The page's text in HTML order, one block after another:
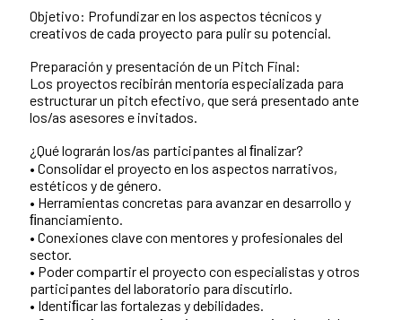
Objetivo: Profundizar en los aspectos técnicos y
creativos de cada proyecto para pulir su potencial.
Preparación y presentación de un Pitch Final:
Los proyectos recibirán mentoría especializada para
estructurar un pitch efectivo, que será presentado ante
los/as asesores e invitados.
¿Qué lograrán los/as participantes al ﬁnalizar?
• Consolidar el proyecto en los aspectos narrativos,
estéticos y de género.
• Herramientas concretas para avanzar en desarrollo y
ﬁnanciamiento.
• Conexiones clave con mentores y profesionales del
sector.
• Poder compartir el proyecto con especialistas y otros
participantes del laboratorio para discutirlo.
• Identiﬁcar las fortalezas y debilidades.